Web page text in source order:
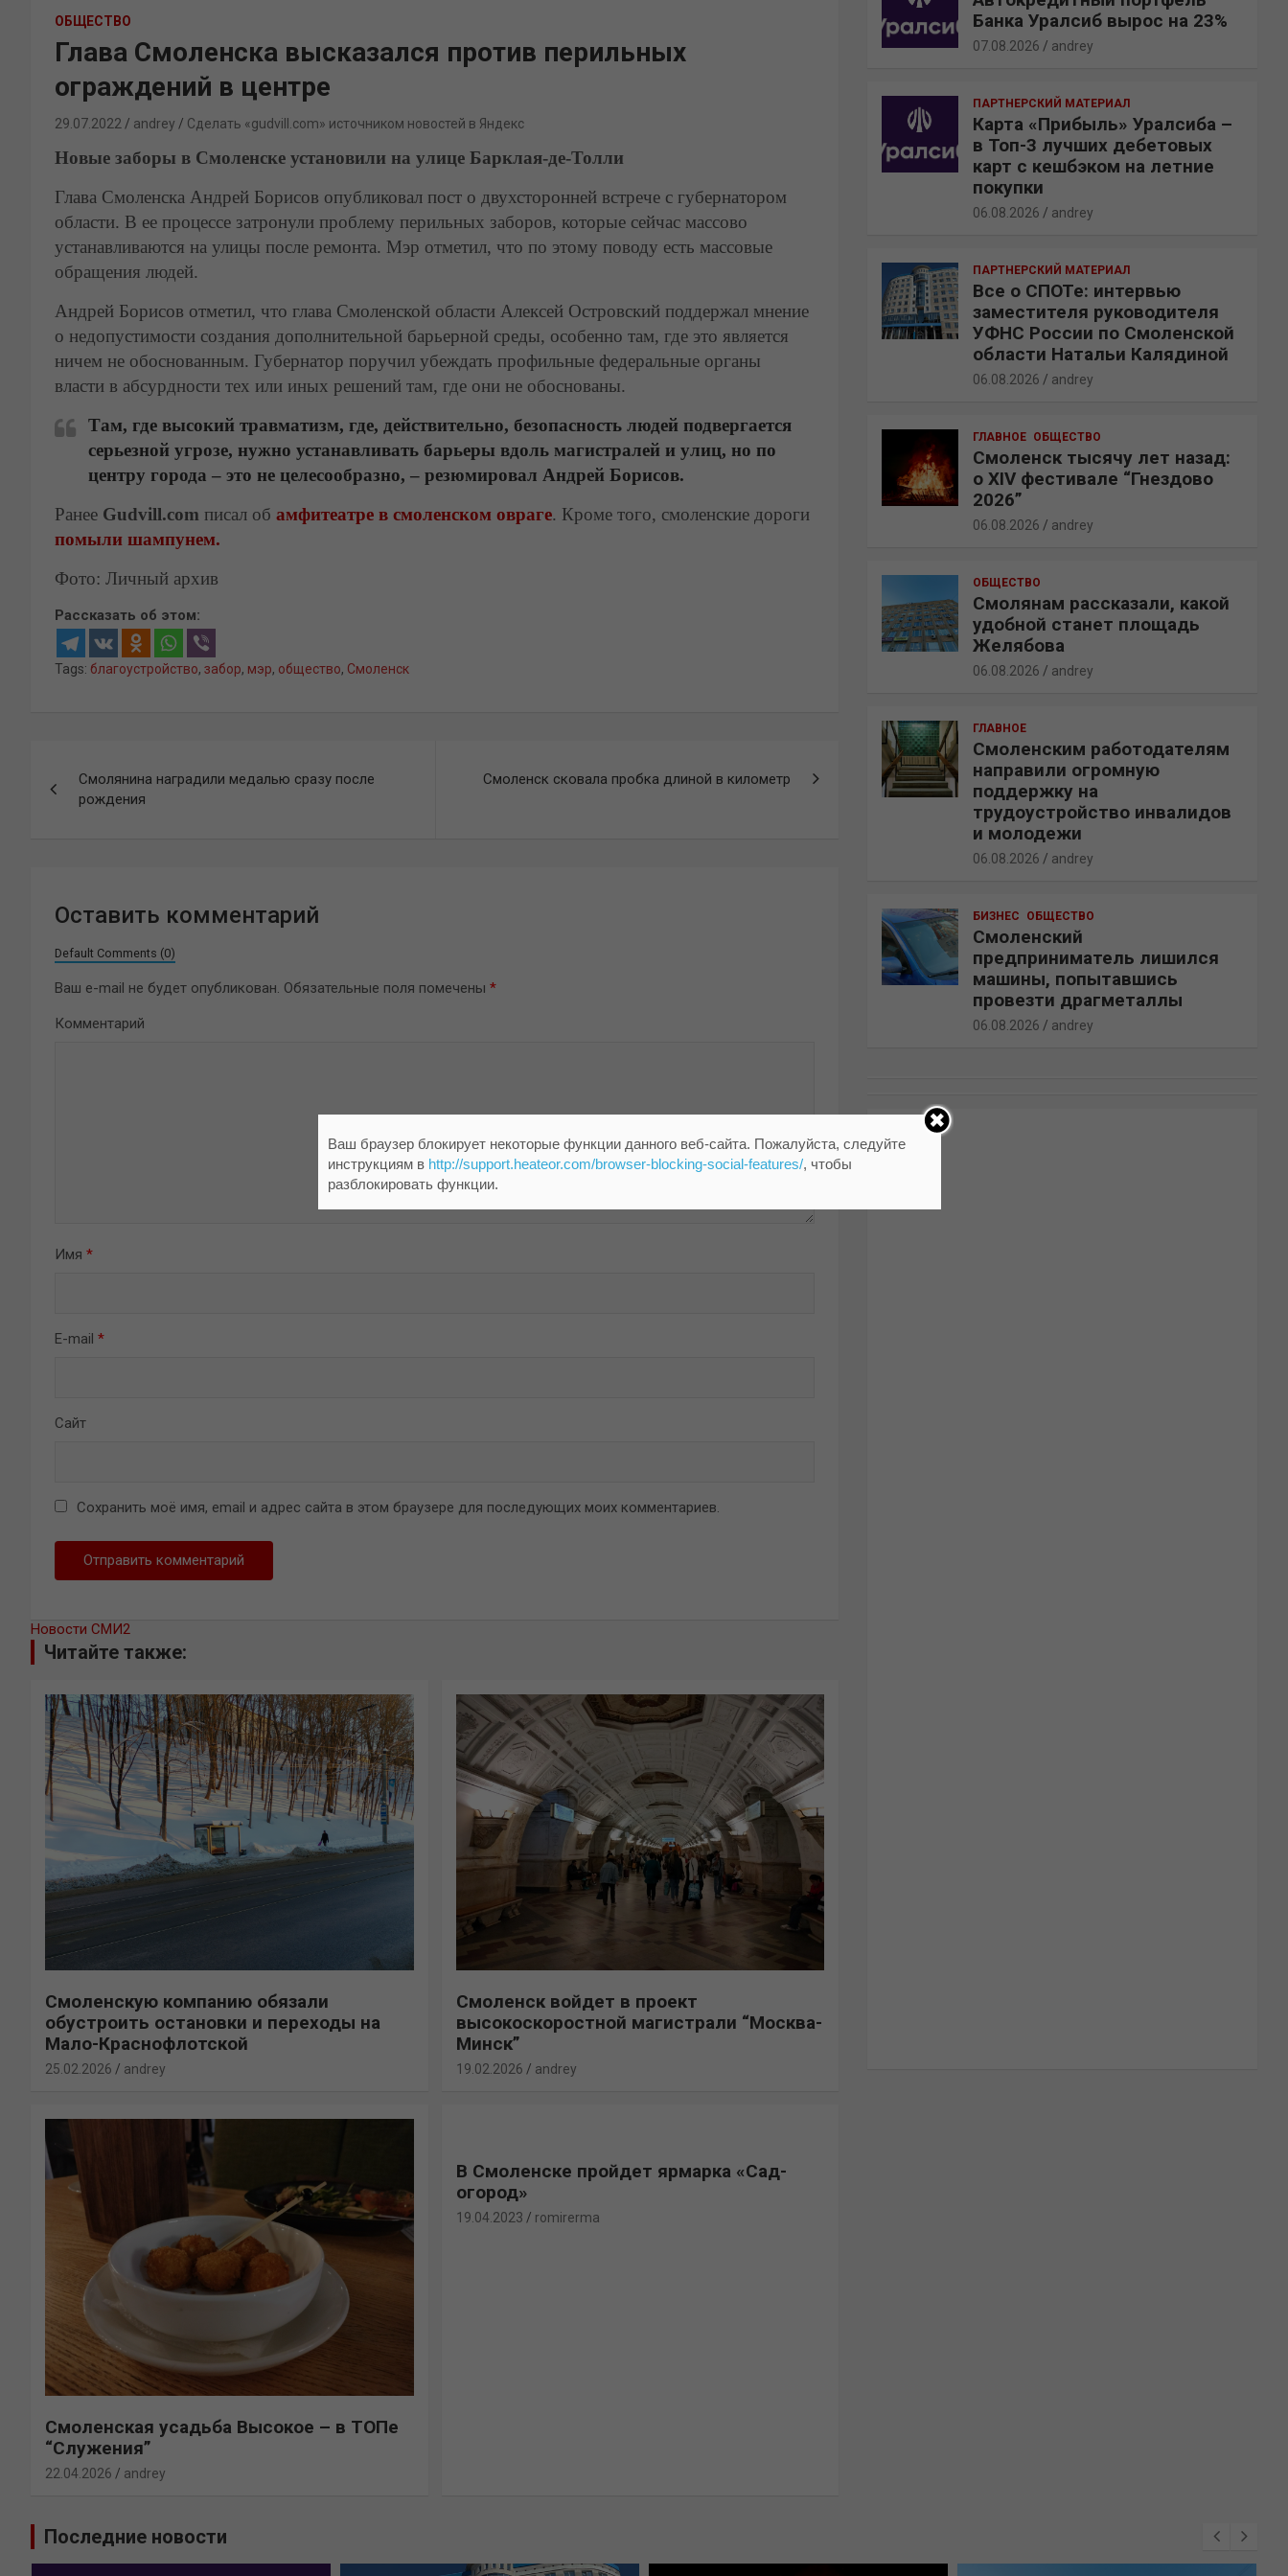
ОБЩЕСТВО
Глава Смоленска высказался против перильных
ограждений в центре
29.07.2022 andrey Сделать «gudvill.com» источником новостей в Яндекс
Новые заборы в Смоленске установили на улице Барклая-де-Толли
Глава Смоленска Андрей Борисов опубликовал пост о двухсторонней встрече с губернатором
области. В ее процессе затронули проблему перильных заборов, которые сейчас массово
устанавливаются на улицы после ремонта. Мэр отметил, что по этому поводу есть массовые
обращения людей.
Андрей Борисов отметил, что глава Смоленской области Алексей Островский поддержал мнение
о недопустимости создания дополнительной барьерной среды, особенно там, где это является
ничем не обоснованным. Губернатор поручил убеждать профильные федеральные органы
власти в абсурдности тех или иных решений там, где они не обоснованы.
Там, где высокий травматизм, где, действительно, безопасность людей подвергается
серьезной угрозе, нужно устанавливать барьеры вдоль магистралей и улиц, но по
центру города – это не целесообразно, – резюмировал Андрей Борисов.
Ранее Gudvill.com писал об амфитеатре в смоленском овраге. Кроме того, смоленские дороги
помыли шампунем.
Фото: Личный архив
Рассказать об этом:
Tags: благоустройство, забор, мэр, общество, Смоленск
по
Смолянина наградили медалью сразу после
рождения
Смоленск сковала пробка длиной в километр
Оставить комментарий
Default Comments (0)
Ваш e-mail не будет опубликован. Обязательные поля помечены *
Комментарий
Имя *
E-mail *
Сайт
Сохранить моё имя, email и адрес сайта в этом браузере для последующих моих комментариев.
Новости СМИ2
Читайте также:
Смоленскую компанию обязали
обустроить остановки и переходы на
Мало-Краснофлотской
25.02.2026 andrey
Смоленск войдет в проект
высокоскоростной магистрали “Москва-
Минск”
19.02.2026 andrey
Смоленская усадьба Высокое – в ТОПе
“Служения”
22.04.2026 andrey
В Смоленске пройдет ярмарка «Сад-
огород»
19.04.2023 romirerma
Банка Уралсиб вырос на 23%
07.08.2026 andrey
ПАРТНЕРСКИЙ МАТЕРИАЛ
Карта «Прибыль» Уралсиба –
в Топ-3 лучших дебетовых
карт с кешбэком на летние
покупки
06.08.2026 andrey
ПАРТНЕРСКИЙ МАТЕРИАЛ
Все о СПОТе: интервью
заместителя руководителя
УФНС России по Смоленской
области Натальи Калядиной
06.08.2026 andrey
ГЛАВНОЕ ОБЩЕСТВО
Смоленск тысячу лет назад:
о XIV фестивале “Гнездово
2026”
06.08.2026 andrey
ОБЩЕСТВО
Смолянам рассказали, какой
удобной станет площадь
Желябова
06.08.2026 andrey
ГЛАВНОЕ
Смоленским работодателям
направили огромную
поддержку на
трудоустройство инвалидов
и молодежи
06.08.2026 andrey
БИЗНЕС ОБЩЕСТВО
Смоленский
предприниматель лишился
машины, попытавшись
провезти драгметаллы
06.08.2026 andrey
Последние новости
Ваш браузер блокирует некоторые функции данного веб-сайта. Пожалуйста, следуйте
инструкциям в http://support.heateor.com/browser-blocking-social-features/, чтобы
разблокировать функции.